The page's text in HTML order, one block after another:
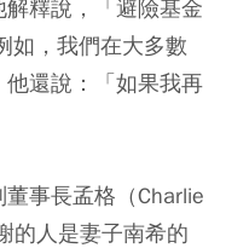
釋說，「避險基金
如，我們在大多數
還說：「如果我再
事長孟格（Charlie
的人是妻子南希的